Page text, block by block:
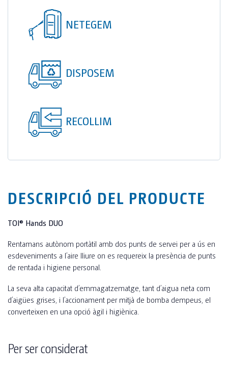
TOI® COLUMNA
SANI TOI®
TOI® SHOWER
TOI® SHOWER EMERGE
NETEGEM
DISPOSEM
RECOLLIM
DESCRIPCIÓ DEL PRODUCTE
TOI® Hands DUO
Rentamans autònom portàtil amb dos punts de servei per a ús en
esdeveniments a l’aire lliure on es requereix la presència de punts
de rentada i higiene personal.
La seva alta capacitat d’emmagatzematge, tant d’aigua neta com
d’aigües grises, i l’accionament per mitjà de bomba dempeus, el
converteixen en una opció àgil i higiènica.
Per ser considerat